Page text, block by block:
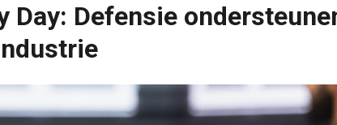
Day: Defensie